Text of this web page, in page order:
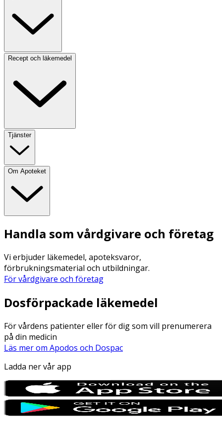
Recept och läkemedel
Tjänster
Om Apoteket
Handla som vårdgivare och företag
Vi erbjuder läkemedel, apoteksvaror,
förbrukningsmaterial och utbildningar.
För vårdgivare och företag
Dosförpackade läkemedel
För vårdens patienter eller för dig som vill prenumerera
på din medicin
Läs mer om Apodos och Dospac
Ladda ner vår app